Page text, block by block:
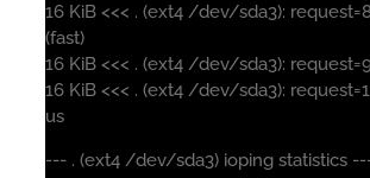
16 KiB <<< . (ext4 /dev/sda3):
(fast)
16 KiB <<< . (ext4 /dev/sda3):
16 KiB <<< . (ext4 /dev/sda3):
us
--- . (ext4 /dev/sda3) ioping statistics